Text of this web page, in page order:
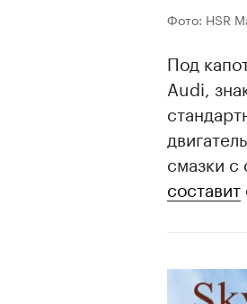
Фото: HSR
Под
Audi,
смазки
составит